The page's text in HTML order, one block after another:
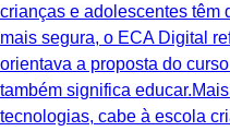
crianças e adolescentes têm
mais segura, o ECA Digital
orientava a proposta do
também significa
tecnologias, cabe à escola